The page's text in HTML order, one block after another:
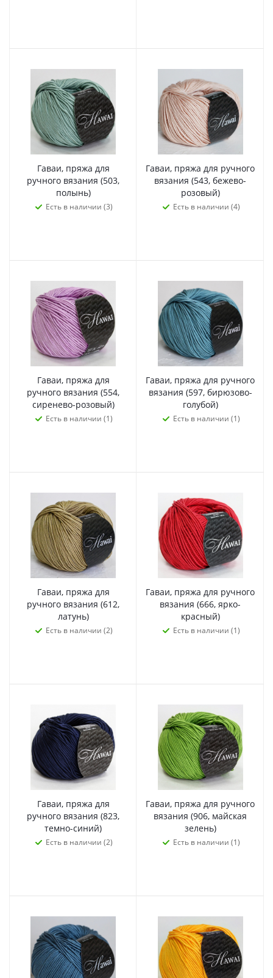
Гаваи, пряжа для
ручного вязания (503,
полынь)
Есть в наличии (3)
Гаваи, пряжа для ручного
вязания (543, бежево-
розовый)
Есть в наличии (4)
Гаваи, пряжа для
ручного вязания (554,
сиренево-розовый)
Есть в наличии (1)
Гаваи, пряжа для ручного
вязания (597, бирюзово-
голубой)
Есть в наличии (1)
Гаваи, пряжа для
ручного вязания (612,
латунь)
Есть в наличии (2)
Гаваи, пряжа для ручного
вязания (666, ярко-
красный)
Есть в наличии (1)
Гаваи, пряжа для
ручного вязания (823,
темно-синий)
Есть в наличии (2)
Гаваи, пряжа для ручного
вязания (906, майская
зелень)
Есть в наличии (1)